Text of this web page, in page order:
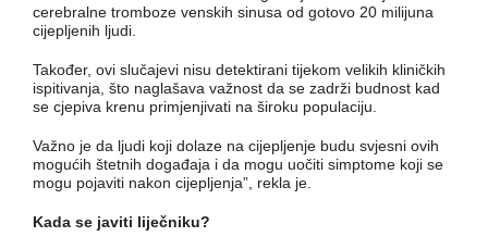
cerebralne tromboze venskih sinusa od gotovo 20 milijuna
cijepljenih ljudi.
Također, ovi slučajevi nisu detektirani tijekom velikih kliničkih
ispitivanja, što naglašava važnost da se zadrži budnost kad
se cjepiva krenu primjenjivati na široku populaciju.
Važno je da ljudi koji dolaze na cijepljenje budu svjesni ovih
mogućih štetnih događaja i da mogu uočiti simptome koji se
mogu pojaviti nakon cijepljenja”, rekla je.
Kada se javiti liječniku?